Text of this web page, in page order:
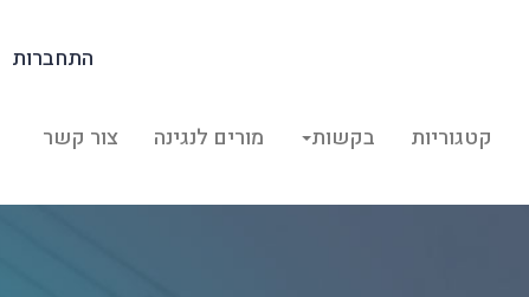
התחברות
קטגוריות בקשות מורים לנגינה צור קשר